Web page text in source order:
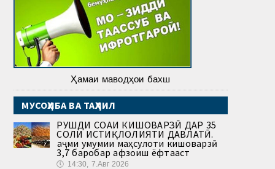
Ҳамаи маводҳои бахш
МУСОҲИБА ВА ТАҲЛИЛ
РУШДИ СОҲАИ КИШОВАРЗӢ ДАР 35
СОЛИ ИСТИҚЛОЛИЯТИ ДАВЛАТӢ.
Ҳаҷми умумии маҳсулоти кишоварзӣ
3,7 баробар афзоиш ёфтааст
🕔 14:30, 7.Авг 2026